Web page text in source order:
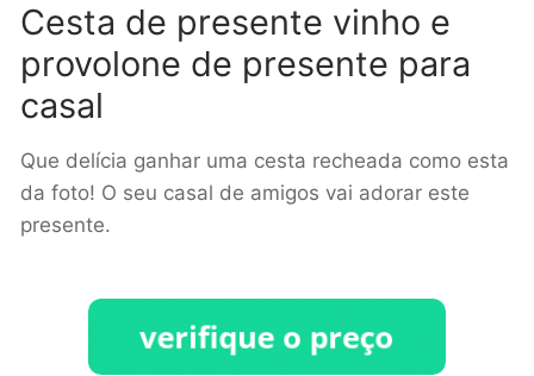
Cesta de presente vinho e
provolone de presente para
casal
Que delícia ganhar uma cesta recheada como esta
da foto! O seu casal de amigos vai adorar este
presente.